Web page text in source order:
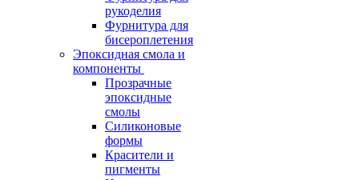
рукоделия
Фурнитура для
бисероплетения
Эпоксидная смола и
компоненты
Прозрачные
эпоксидные
смолы
Силиконовые
формы
Красители и
пигменты